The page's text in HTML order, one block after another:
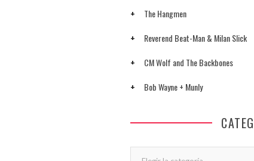
The Hangmen
Reverend Beat-Man & Milan Slick
CM Wolf and The Backbones
Bob Wayne + Munly